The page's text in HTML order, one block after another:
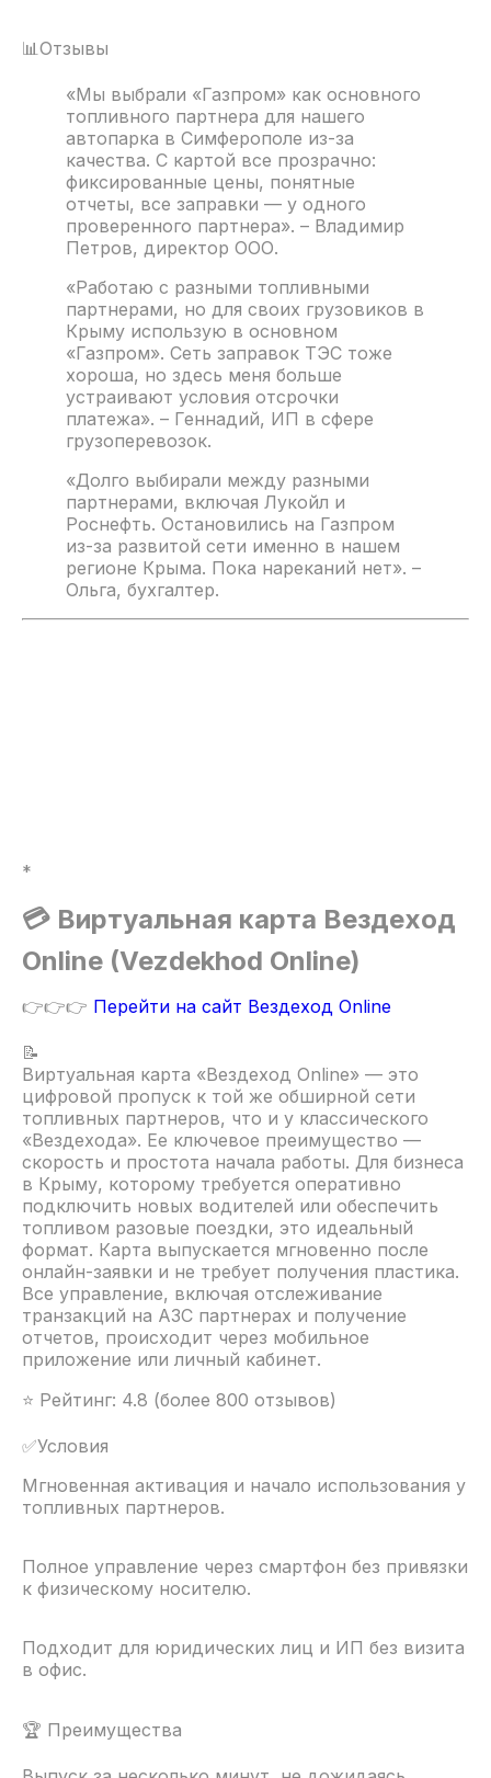
📊Отзывы
«Мы выбрали «Газпром» как основного
топливного партнера для нашего
автопарка в Симферополе из-за
качества. С картой все прозрачно:
фиксированные цены, понятные
отчеты, все заправки — у одного
проверенного партнера». – Владимир
Петров, директор ООО.
«Работаю с разными топливными
партнерами, но для своих грузовиков в
Крыму использую в основном
«Газпром». Сеть заправок ТЭС тоже
хороша, но здесь меня больше
устраивают условия отсрочки
платежа». – Геннадий, ИП в сфере
грузоперевозок.
«Долго выбирали между разными
партнерами, включая Лукойл и
Роснефть. Остановились на Газпром
из-за развитой сети именно в нашем
регионе Крыма. Пока нареканий нет». –
Ольга, бухгалтер.
*
💳 Виртуальная карта Вездеход
Online (Vezdekhod Online)
👉👉👉 Перейти на сайт Вездеход Online
📝
Виртуальная карта «Вездеход Online» — это
цифровой пропуск к той же обширной сети
топливных партнеров, что и у классического
«Вездехода». Ее ключевое преимущество —
скорость и простота начала работы. Для бизнеса
в Крыму, которому требуется оперативно
подключить новых водителей или обеспечить
топливом разовые поездки, это идеальный
формат. Карта выпускается мгновенно после
онлайн-заявки и не требует получения пластика.
Все управление, включая отслеживание
транзакций на АЗС партнерах и получение
отчетов, происходит через мобильное
приложение или личный кабинет.
⭐ Рейтинг: 4.8 (более 800 отзывов)
✅Условия
Мгновенная активация и начало использования у
топливных партнеров.
Полное управление через смартфон без привязки
к физическому носителю.
Подходит для юридических лиц и ИП без визита
в офис.
🏆 Преимущества